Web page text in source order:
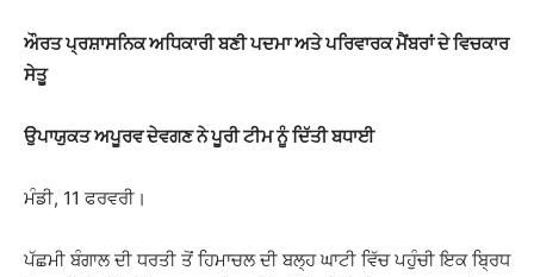
ਔਰਤ ਪ੍ਰਸ਼ਾਸਨਿਕ ਅਧਿਕਾਰੀ ਬਣੀ ਪਦਮਾ ਅਤੇ ਪਰਿਵਾਰਕ ਮੈਂਬਰਾਂ ਦੇ ਵਿਚਕਾਰ
ਸੇਤੂ
ਉਪਾਯੁਕਤ ਅਪੂਰਵ ਦੇਵਗਣ ਨੇ ਪੂਰੀ ਟੀਮ ਨੂੰ ਦਿੱਤੀ ਬਧਾਈ
ਮੰਡੀ, 11 ਫਰਵਰੀ।
ਪੱਛਮੀ ਬੰਗਾਲ ਦੀ ਧਰਤੀ ਤੋਂ ਹਿਮਾਚਲ ਦੀ ਬਲ੍ਹ ਘਾਟੀ ਵਿੱਚ ਪਹੁੰਚੀ ਇਕ ਬ੍ਰਿਧ